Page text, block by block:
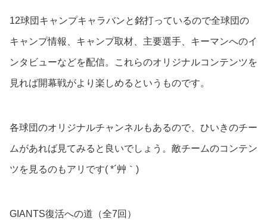
12球団キャンプキャラバンと銘打っているので全球団の
キャンプ情報、キャンプ取材、主要選手、キーマンへのイ
ンタビューなどを配信。これらのオリジナルコンテンツを
見れば開幕戦がより楽しめるというものです。
各球団のオリジナルチャンネルもあるので、ひいきのチー
ムがあれば見てみると良いでしょう。敵チームのコンテン
ツを見るのもアリです( *´艸｀)
GIANTS復活への道（全7回）